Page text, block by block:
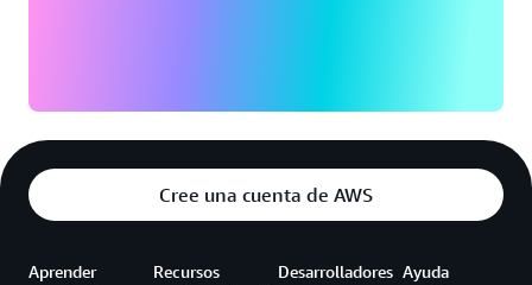
Cree una cuenta de AWS
Aprender Recursos Desarrolladores Ayuda